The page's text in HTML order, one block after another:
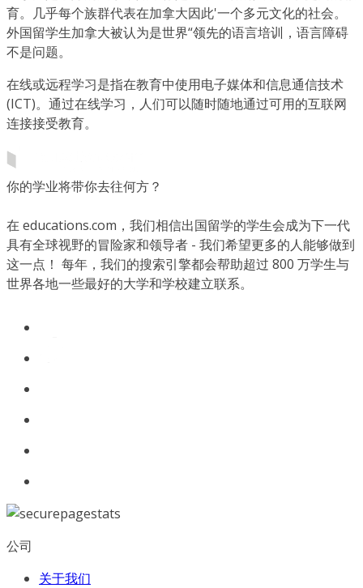
育。几乎每个族群代表在加拿大因此'一个多元文化的社会。
外国留学生加拿大被认为是世界“领先的语言培训，语言障碍
不是问题。
在线或远程学习是指在教育中使用电子媒体和信息通信技术
(ICT)。通过在线学习，人们可以随时随地通过可用的互联网
连接接受教育。
你的学业将带你去往何方？
在 educations.com，我们相信出国留学的学生会成为下一代
具有全球视野的冒险家和领导者 - 我们希望更多的人能够做到
这一点！ 每年，我们的搜索引擎都会帮助超过 800 万学生与
世界各地一些最好的大学和学校建立联系。
公司
关于我们